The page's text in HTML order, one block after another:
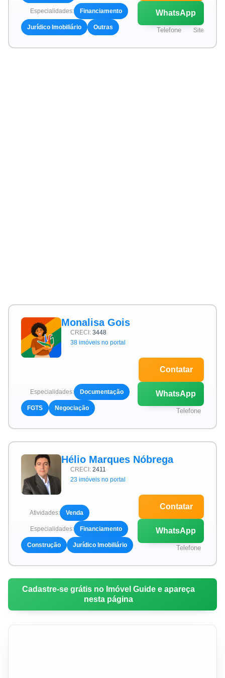
Especialidades: Financiamento
Jurídico Imobiliário Outras
WhatsApp
Telefone Site
Monalisa Gois
CRECI: 3448
38 imóveis no portal
Especialidades: Documentação
FGTS Negociação
Contatar
WhatsApp
Telefone
Hélio Marques Nóbrega
CRECI: 2411
23 imóveis no portal
Atividades: Venda
Especialidades: Financiamento
Construção Jurídico Imobiliário
Contatar
WhatsApp
Telefone
Cadastre-se grátis no Imóvel Guide e apareça
nesta página